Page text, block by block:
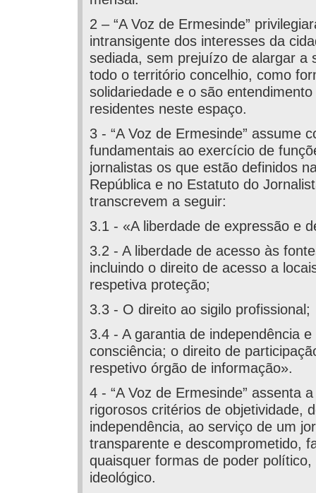
2 – “A Voz de Ermesinde”
intransigente dos interesses da
sediada, sem prejuízo de alargar a
todo o território concelhio, como
solidariedade e o são
residentes neste espaço.
3 - “A Voz de Ermesinde” assume
fundamentais ao exercício de
jornalistas os que estão definidos
República e no Estatuto do
transcrevem a seguir:
3.1 - «A liberdade de expressão e
3.2 - A liberdade de acesso às
incluindo o direito de acesso a
respetiva proteção;
3.3 - O direito ao sigilo profissional;
3.4 - A garantia de independência
consciência; o direito de
respetivo órgão de informação».
4 - “A Voz de Ermesinde” assenta
rigorosos critérios de objetividade,
independência, ao serviço de um
transparente e descomprometido,
quaisquer formas de poder
ideológico.